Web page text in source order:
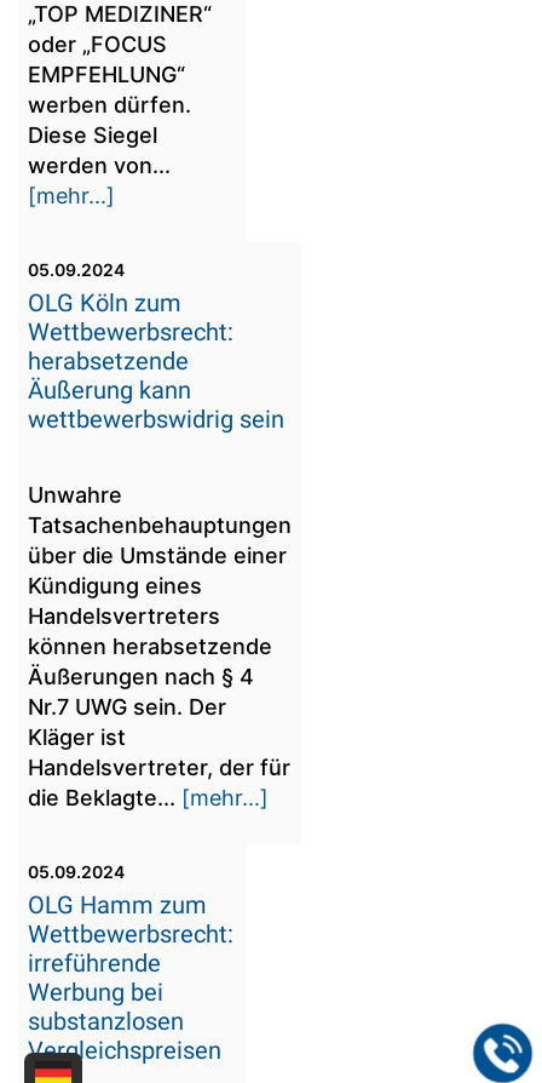
„TOP MEDIZINER“
oder „FOCUS
EMPFEHLUNG“
werben dürfen.
Diese Siegel
werden von...
[mehr...]
05.09.2024
OLG Köln zum
Wettbewerbsrecht:
herabsetzende
Äußerung kann
wettbewerbswidrig sein
Unwahre
Tatsachenbehauptungen
über die Umstände einer
Kündigung eines
Handelsvertreters
können herabsetzende
Äußerungen nach § 4
Nr.7 UWG sein. Der
Kläger ist
Handelsvertreter, der für
die Beklagte... [mehr...]
05.09.2024
OLG Hamm zum
Wettbewerbsrecht:
irreführende
Werbung bei
substanzlosen
Vergleichspreisen